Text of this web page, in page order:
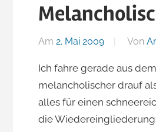
der
Blog
von
skigebiete.ch
Am 2. Mai 2009 Von
Ich fahre gerade aus
melancholischer drauf
alles für einen
die